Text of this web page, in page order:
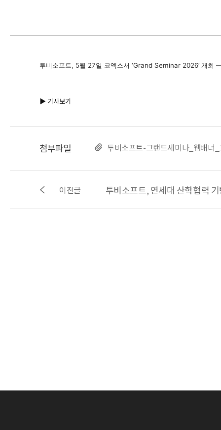
투비소프트, 5월 27일 코엑스서 ‘Grand Seminar 2026’ 개최
▶ 기사보기
첨부파일 투비소프트-그랜드세미나_웹배너
이전글